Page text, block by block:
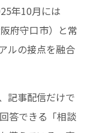
年10月には
府守口市）と常
ルの接点を融合
記事配信だけで
答できる「相談